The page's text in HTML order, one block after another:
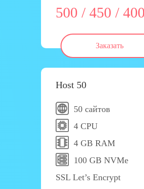
500 / 450 / 400
Заказать
Host 50
50 сайтов
4 CPU
4 GB RAM
100 GB NVMe
SSL Let’s Encrypt